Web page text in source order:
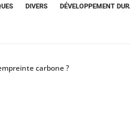
DIVERS DÉVELOPPEMENT
carbone ?